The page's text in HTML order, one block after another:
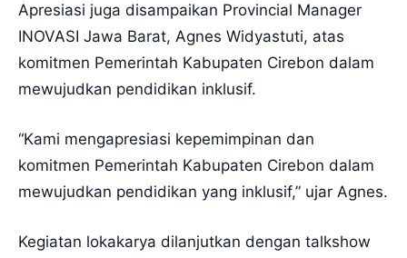
Apresiasi juga disampaikan Provincial Manager
INOVASI Jawa Barat, Agnes Widyastuti, atas
komitmen Pemerintah Kabupaten Cirebon dalam
mewujudkan pendidikan inklusif.
“Kami mengapresiasi kepemimpinan dan
komitmen Pemerintah Kabupaten Cirebon dalam
mewujudkan pendidikan yang inklusif,” ujar Agnes.
Kegiatan lokakarya dilanjutkan dengan talkshow